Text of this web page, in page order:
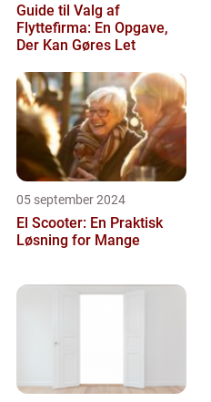
Guide til Valg af
Flyttefirma: En Opgave,
Der Kan Gøres Let
05 september 2024
El Scooter: En Praktisk
Løsning for Mange